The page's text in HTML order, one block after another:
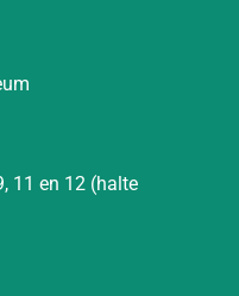
11 en 12 (halte